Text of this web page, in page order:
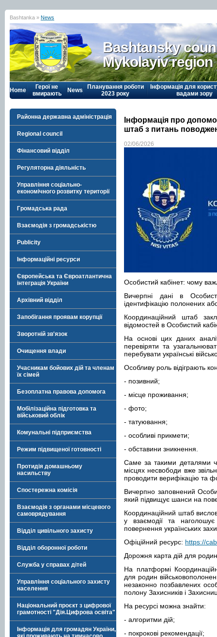
Bashtanka » News
Bashtansky
Mykolayiv region
Home
Герої не
вмирають
News
Планування роботи
2023 року
Інформація для
вадами зору
Районна державна адміністрація
Regional council
Фінансовий відділ
Регуляторна діяльність
Управління соціально-
економічного розвитку території
Громадська рада
Взаємодія з громадськістю
Publicity
Інформаційні ресурси
Європейська та Євроатлантична
інтеграція України
Архівний відділ
Запобігання проявам корупції
Зворотній зв'язок
Очищення влади
Учасникам бойових дій та членам
їх сімей
Безоплатна правова допомога
Мобілізаційна підготовка та
військовий облік
Комунальні підприємства
Режим підвищеної готовності
Протидія домашньому
насильству
Спостережна комісія
Взаємодія з органами місцевого
самоврядування
Відділ цивільного захисту
Відділ оборонної роботи
Служба у справах дітей
Управління соціального захисту
населення
Національний проєкт з цифрової
грамотності "Дія.Цифрова освіта"
Інформація для громадян України,
Інформація про
штаб з питань
02/06/2026
Особистий кабінет: чому
Вичерпні дані в
ідентифікацію полонених
Координаційний штаб
відомостей в Особистий
На основі цих даних
перевіряти та
перебувати українські
Особливу роль відіграють
- позивний;
- місце проживання;
- фото;
- татуювання;
- особливі прикмети;
- обставини зникнення.
Саме за такими деталями
місцях несвободи вже
проводити верифікацію та
Вичерпно заповнений
який підвищує шанси на
Координаційний штаб
у взаємодії та
повернення українських
Офіційний ресурс: https://
Дорожня карта дій для
На платформі
для родин
незаконно позбавлених
полону Захисників і
На ресурсі можна знайти:
- алгоритми дій;
- покрокові рекомендації;